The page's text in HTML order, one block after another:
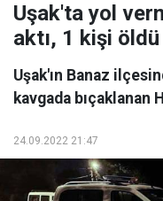
Uşak'ta yol
aktı, 1 kişi öldü
Uşak'ın Banaz
kavgada bıçaklanan
24.09.2022 21:47